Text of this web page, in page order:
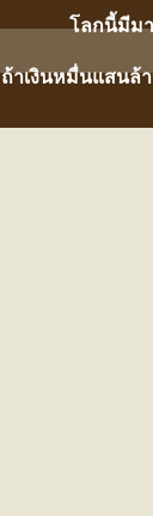
ลกนี้มีมา
ถ้าเงินหมื่นแสนล้